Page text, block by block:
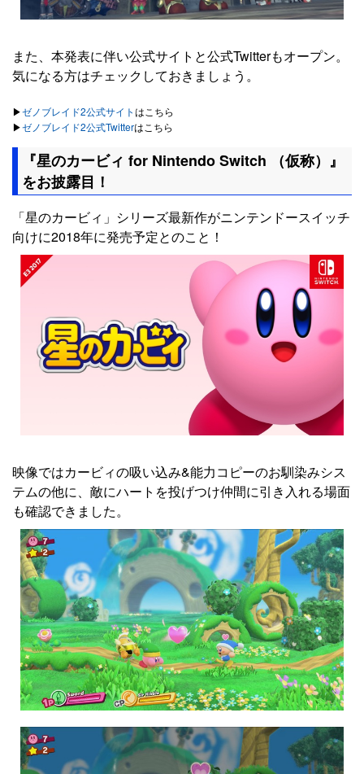
また、本発表に伴い公式サイトと公式Twitterもオープン。
気になる方はチェックしておきましょう。
▶︎ゼノブレイド2公式サイトはこちら
▶︎ゼノブレイド2公式Twitterはこちら
『星のカービィ for Nintendo Switch （仮称）』
をお披露目！
「星のカービィ」シリーズ最新作がニンテンドースイッチ
向けに2018年に発売予定とのこと！
映像ではカービィの吸い込み&能力コピーのお馴染みシス
テムの他に、敵にハートを投げつけ仲間に引き入れる場面
も確認できました。